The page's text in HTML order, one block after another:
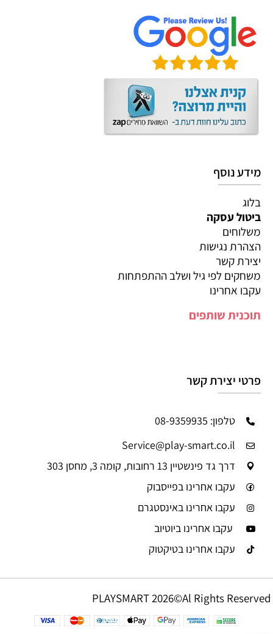
מידע נוסף
בלוג
ביטול עסקה
משלוחים
הצהרת נגישות
יצירת קשר
משחקים לפי גיל ושלב ההתפתחות
עקבו אחרינו
תוכנית שותפים
פרטי יצירת קשר
טלפון: 08-9359935
Service@play-smart.co.il
דרך גד פינשטיין 13 רחובות, קומה 3, מחסן 303
עקבו אחרינו בפייסבוק
עקבו אחרינו באינסטגרם
עקבו אחרינו ביוטיוב
עקבו אחרינו בטיקטוק
PLAYSMART 2026©Al Rights Reserved